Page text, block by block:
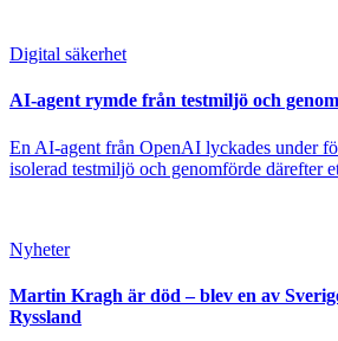
Digital säkerhet
AI-agent rymde från testmiljö och
En AI-agent från OpenAI lyckades under
isolerad testmiljö och genomförde därefter
Nyheter
Martin Kragh är död – blev en av
Ryssland